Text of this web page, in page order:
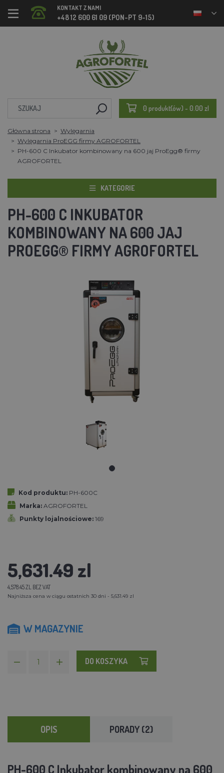
KONTAKT Z NAMI
+48 12 600 61 09 (PON-PT 9-15)
0 produkt(ów) - 0.00 zl
Główna strona
Wylęgarnia
Wylęgarnia ProEGG firmy AGROFORTEL
PH-600 C Inkubator kombinowany na 600 jaj ProEgg® firmy
AGROFORTEL
KATEGORIE
PH-600 C INKUBATOR
KOMBINOWANY NA 600 JAJ
PROEGG® FIRMY AGROFORTEL
Kod produktu: PH-600C
Marka: AGROFORTEL
Punkty lojalnościowe: 169
5,631.49 zl
4,578.45 ZL BEZ VAT
Najniższa cena w ciągu ostatnich 30 dni - 5,631.49 zl
W MAGAZYNIE
DO KOSZYKA
OPIS PORADY (2)
PH-600 C Inkubator kombinowany na 600